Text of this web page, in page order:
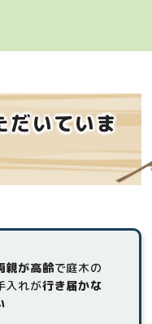
だいていま
親が高齢で庭木の
入れが行き届かな